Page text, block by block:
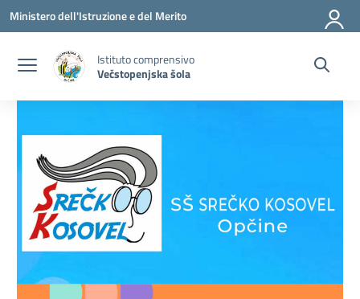
Vai ai contenuti
Vai al menu di navigazione
Vai al footer
Ministero dell'Istruzione e del Merito
Istituto comprensivo
Večstopenjska šola